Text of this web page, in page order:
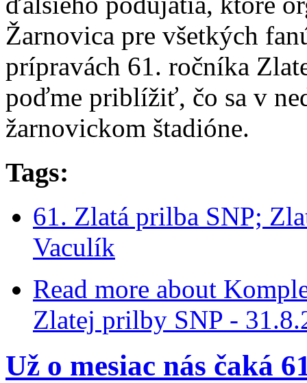
Žarnovica pre všetkých
prípravách 61. ročníka
poďme priblížiť, čo sa v
žarnovickom štadióne.
Tags:
61. Zlatá prilba SNP;
Vaculík
Read more about
Zlatej prilby SNP -
Už o mesiac nás čaká